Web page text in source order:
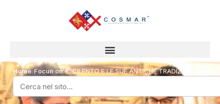
Home›Focun on›IL CILENTO E LE SUE ANTICHE TRADIZIONI